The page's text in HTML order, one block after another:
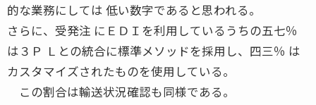
的な業務にしては 低い数字であると思われる。
さらに、受発注 にＥＤＩを利用しているうちの五七％
は３Ｐ Ｌとの統合に標準メソッドを採用し、四三％ は
カスタマイズされたものを使用している。
この割合は輸送状況確認も同様である。